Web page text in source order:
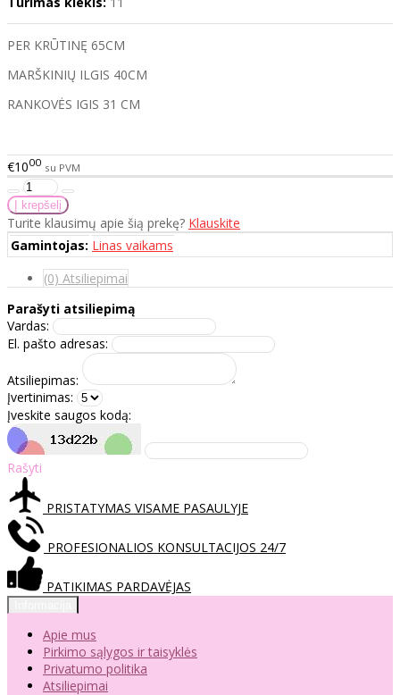
PER KRŪTINĘ 65CM
MARŠKINIŲ ILGIS 40CM
RANKOVĖS IGIS 31 CM
€1000 su PVM
Turite klausimų apie šią prekę? Klauskite
Gamintojas: Linas vaikams
(0) Atsiliepimai
Parašyti atsiliepimą
Vardas:
El. pašto adresas:
Atsiliepimas:
Įvertinimas:
Įveskite saugos kodą:
Rašyti
PRISTATYMAS VISAME PASAULYJE
PROFESIONALIOS KONSULTACIJOS 24/7
PATIKIMAS PARDAVĖJAS
Apie mus
Pirkimo sąlygos ir taisyklės
Privatumo politika
Atsiliepimai